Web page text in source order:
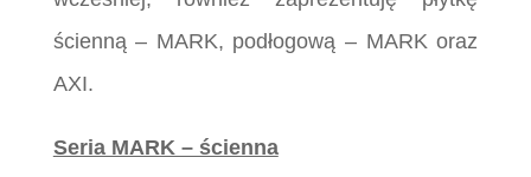
ścienną – MARK, podłogową – MARK oraz
AXI.
Seria MARK – ścienna